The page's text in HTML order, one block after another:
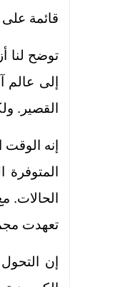
قائمة على
إلى
القصير.
إنه
الحالات.
تعهدت
إن